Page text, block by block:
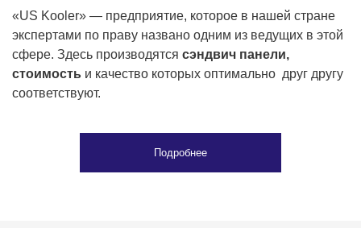
«US Kooler» — предприятие, которое в нашей стране
экспертами по праву названо одним из ведущих в этой
сфере. Здесь производятся сэндвич панели,
стоимость и качество которых оптимально друг другу
соответствуют.
Подробнее